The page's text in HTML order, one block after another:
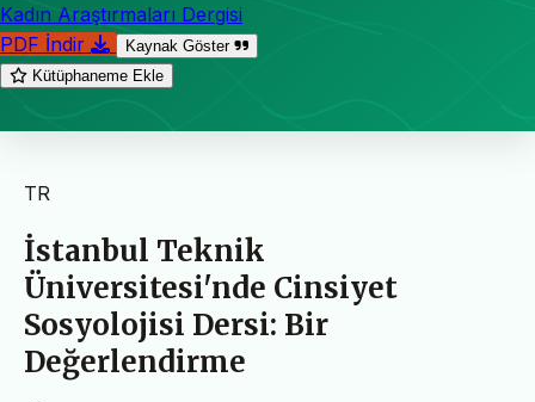
Kadın Araştırmaları Dergisi
PDF İndir
Kaynak Göster
Kütüphaneme Ekle
TR
İstanbul Teknik
Üniversitesi'nde Cinsiyet
Sosyolojisi Dersi: Bir
Değerlendirme